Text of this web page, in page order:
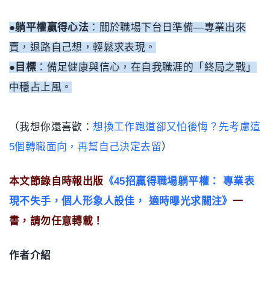
●躺平權贏得心法 ：關於職場下台日準備—專業出來
賣，退路自己想，輕鬆求表現。
●目標 ：備足健康與信心，在自我職涯的「終局之戰」
中穩占上風。
（我想你還喜歡：想換工作跑道卻又怕後悔？先考慮這
5個轉職面向，再幫自己決定去留）
本文節錄自時報出版 《45招贏得職場躺平權： 專業表
現不失手，個人形象人設佳， 適時曝光求關注》 一
書，請勿任意轉載！
作者介紹